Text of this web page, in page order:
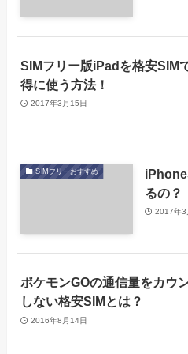
SIMフリー版iPadを格安SIM
得に使う方法！
2017年3月15日
SIMフリーおすすめ
るの？
2017年3
ポケモンGOの通信量をカウ
しない格安SIMとは？
2016年8月14日